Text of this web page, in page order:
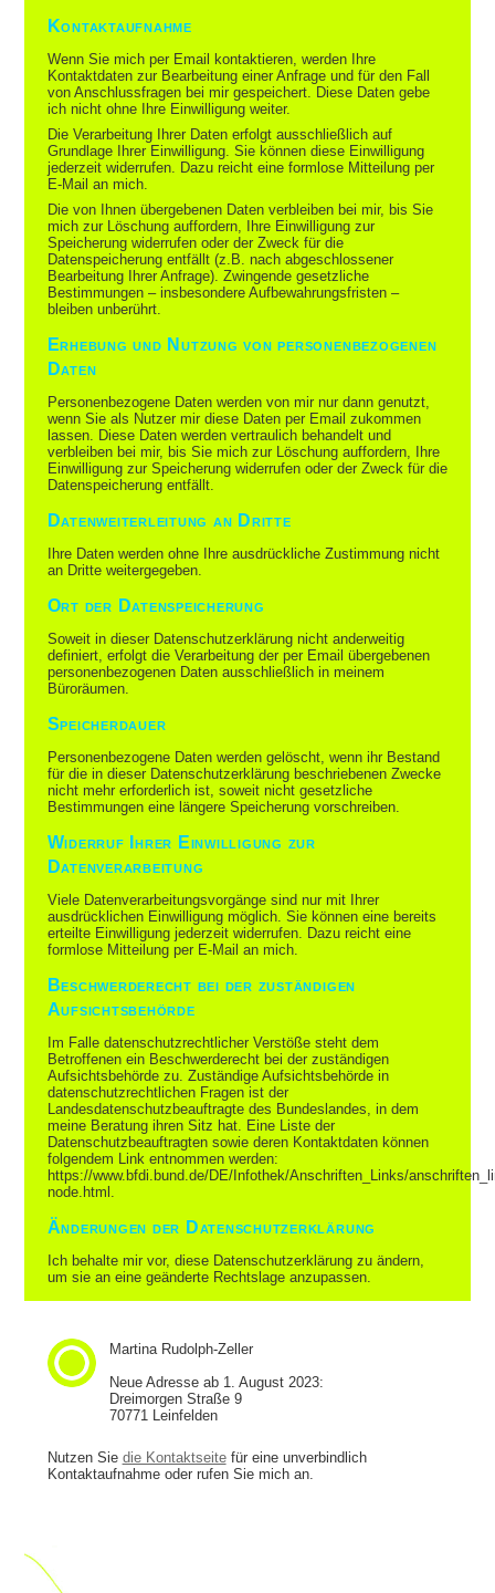
Kontaktaufnahme
Wenn Sie mich per Email kontaktieren, werden Ihre
Kontaktdaten zur Bearbeitung einer Anfrage und für den Fall
von Anschlussfragen bei mir gespeichert. Diese Daten gebe
ich nicht ohne Ihre Einwilligung weiter.
Die Verarbeitung Ihrer Daten erfolgt ausschließlich auf
Grundlage Ihrer Einwilligung. Sie können diese Einwilligung
jederzeit widerrufen. Dazu reicht eine formlose Mitteilung per
E-Mail an mich.
Die von Ihnen übergebenen Daten verbleiben bei mir, bis Sie
mich zur Löschung auffordern, Ihre Einwilligung zur
Speicherung widerrufen oder der Zweck für die
Datenspeicherung entfällt (z.B. nach abgeschlossener
Bearbeitung Ihrer Anfrage). Zwingende gesetzliche
Bestimmungen – insbesondere Aufbewahrungsfristen –
bleiben unberührt.
Erhebung und Nutzung von personenbezogenen
Daten
Personenbezogene Daten werden von mir nur dann genutzt,
wenn Sie als Nutzer mir diese Daten per Email zukommen
lassen. Diese Daten werden vertraulich behandelt und
verbleiben bei mir, bis Sie mich zur Löschung auffordern, Ihre
Einwilligung zur Speicherung widerrufen oder der Zweck für die
Datenspeicherung entfällt.
Datenweiterleitung an Dritte
Ihre Daten werden ohne Ihre ausdrückliche Zustimmung nicht
an Dritte weitergegeben.
Ort der Datenspeicherung
Soweit in dieser Datenschutzerklärung nicht anderweitig
definiert, erfolgt die Verarbeitung der per Email übergebenen
personenbezogenen Daten ausschließlich in meinem
Büroräumen.
Speicherdauer
Personenbezogene Daten werden gelöscht, wenn ihr Bestand
für die in dieser Datenschutzerklärung beschriebenen Zwecke
nicht mehr erforderlich ist, soweit nicht gesetzliche
Bestimmungen eine längere Speicherung vorschreiben.
Widerruf Ihrer Einwilligung zur
Datenverarbeitung
Viele Datenverarbeitungsvorgänge sind nur mit Ihrer
ausdrücklichen Einwilligung möglich. Sie können eine bereits
erteilte Einwilligung jederzeit widerrufen. Dazu reicht eine
formlose Mitteilung per E-Mail an mich.
Beschwerderecht bei der zuständigen
Aufsichtsbehörde
Im Falle datenschutzrechtlicher Verstöße steht dem
Betroffenen ein Beschwerderecht bei der zuständigen
Aufsichtsbehörde zu. Zuständige Aufsichtsbehörde in
datenschutzrechtlichen Fragen ist der
Landesdatenschutzbeauftragte des Bundeslandes, in dem
meine Beratung ihren Sitz hat. Eine Liste der
Datenschutzbeauftragten sowie deren Kontaktdaten können
folgendem Link entnommen werden:
https://www.bfdi.bund.de/DE/Infothek/Anschriften_Links/
node.html.
Änderungen der Datenschutzerklärung
Ich behalte mir vor, diese Datenschutzerklärung zu ändern,
um sie an eine geänderte Rechtslage anzupassen.
Martina Rudolph-Zeller
Neue Adresse ab 1. August 2023:
Dreimorgen Straße 9
70771 Leinfelden
Nutzen Sie die Kontaktseitefür eine unverbindlich
Kontaktaufnahme oder rufen Sie mich an.